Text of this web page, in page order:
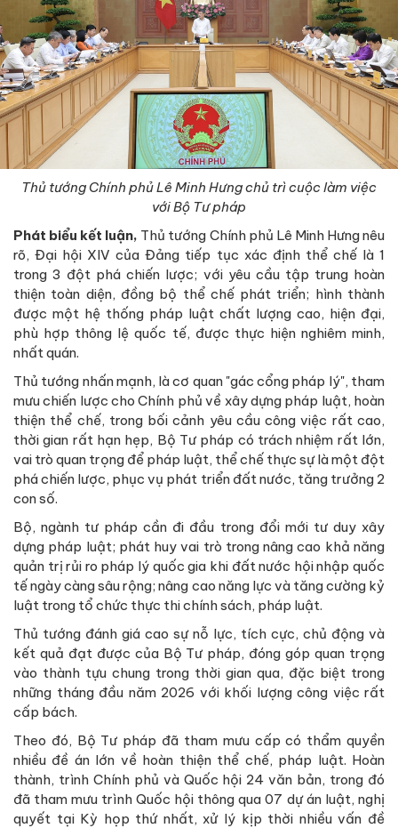
Thủ tướng Chính phủ Lê Minh Hưng chủ trì cuộc làm việc
với Bộ Tư pháp
Phát biểu kết luận, Thủ tướng Chính phủ Lê Minh Hưng nêu
rõ, Đại hội XIV của Đảng tiếp tục xác định thể chế là 1
trong 3 đột phá chiến lược; với yêu cầu tập trung hoàn
thiện toàn diện, đồng bộ thể chế phát triển; hình thành
được một hệ thống pháp luật chất lượng cao, hiện đại,
phù hợp thông lệ quốc tế, được thực hiện nghiêm minh,
nhất quán.
Thủ tướng nhấn mạnh, là cơ quan "gác cổng pháp lý", tham
mưu chiến lược cho Chính phủ về xây dựng pháp luật, hoàn
thiện thể chế, trong bối cảnh yêu cầu công việc rất cao,
thời gian rất hạn hẹp, Bộ Tư pháp có trách nhiệm rất lớn,
vai trò quan trọng để pháp luật, thể chế thực sự là một đột
phá chiến lược, phục vụ phát triển đất nước, tăng trưởng 2
con số.
Bộ, ngành tư pháp cần đi đầu trong đổi mới tư duy xây
dựng pháp luật; phát huy vai trò trong nâng cao khả năng
quản trị rủi ro pháp lý quốc gia khi đất nước hội nhập quốc
tế ngày càng sâu rộng; nâng cao năng lực và tăng cường kỷ
luật trong tổ chức thực thi chính sách, pháp luật.
Thủ tướng đánh giá cao sự nỗ lực, tích cực, chủ động và
kết quả đạt được của Bộ Tư pháp, đóng góp quan trọng
vào thành tựu chung trong thời gian qua, đặc biệt trong
những tháng đầu năm 2026 với khối lượng công việc rất
cấp bách.
Theo đó, Bộ Tư pháp đã tham mưu cấp có thẩm quyền
nhiều đề án lớn về hoàn thiện thể chế, pháp luật. Hoàn
thành, trình Chính phủ và Quốc hội 24 văn bản, trong đó
đã tham mưu trình Quốc hội thông qua 07 dự án luật, nghị
quyết tại Kỳ họp thứ nhất, xử lý kịp thời nhiều vấn đề